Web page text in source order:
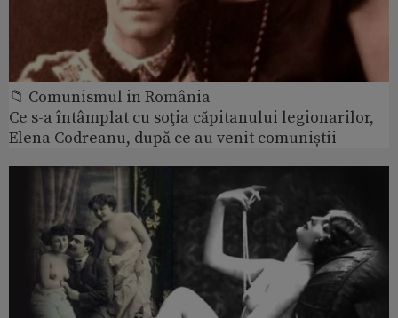
📁 Comunismul in România
Ce s-a întâmplat cu soţia căpitanului legionarilor,
Elena Codreanu, după ce au venit comuniștii